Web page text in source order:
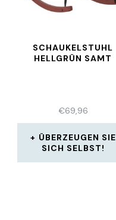
SCHAUKELSTUHL
HELLGRÜN SAMT
€69,96
ÜBERZEUGEN SIE
SICH SELBST!